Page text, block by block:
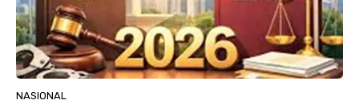
NASIONAL